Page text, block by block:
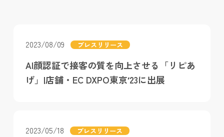
2023/08/09 プレスリリース
AI顔認証で接客の質を向上させる「リピあ
げ」|店舗・EC DXPO東京′23に出展
2023/05/18 プレスリリース